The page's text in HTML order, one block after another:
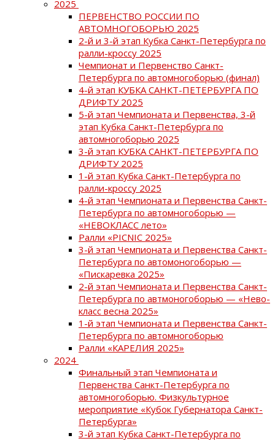
2025
ПЕРВЕНСТВО РОССИИ ПО
АВТОМНОГОБОРЬЮ 2025
2-й и 3-й этап Кубка Санкт-Петербурга по
ралли-кроссу 2025
Чемпионат и Первенство Санкт-
Петербурга по автомногоборью (финал)
4-й этап КУБКА САНКТ-ПЕТЕРБУРГА ПО
ДРИФТУ 2025
5-й этап Чемпионата и Первенства, 3-й
этап Кубка Санкт-Петербурга по
автомногоборью 2025
3-й этап КУБКА САНКТ-ПЕТЕРБУРГА ПО
ДРИФТУ 2025
1-й этап Кубка Санкт-Петербурга по
ралли-кроссу 2025
4-й этап Чемпионата и Первенства Санкт-
Петербурга по автомногоборью —
«НЕВОКЛАСС лето»
Ралли «PICNIC 2025»
3-й этап Чемпионата и Первенства Санкт-
Петербурга по автомоногоборью —
«Пискаревка 2025»
2-й этап Чемпионата и Первенства Санкт-
Петербурга по автмоногоборью — «Нево-
класс весна 2025»
1-й этап Чемпионата и Первенства Санкт-
Петербурга по автомногоборью
Ралли «КАРЕЛИЯ 2025»
2024
Финальный этап Чемпионата и
Первенства Санкт-Петербурга по
автомногоборью. Физкультурное
мероприятие «Кубок Губернатора Санкт-
Петербурга»
3-й этап Кубка Санкт-Петербурга по